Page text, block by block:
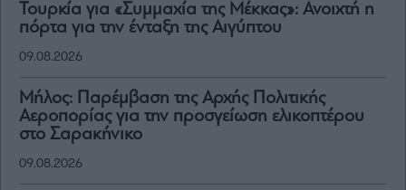
Τουρκία για «Συμμαχία της Μέκκας»: Ανοιχτή η
πόρτα για την ένταξη της Αιγύπτου
09.08.2026
Μήλος: Παρέμβαση της Αρχής Πολιτικής
Αεροπορίας για την προσγείωση ελικοπτέρου
στο Σαρακήνικο
09.08.2026